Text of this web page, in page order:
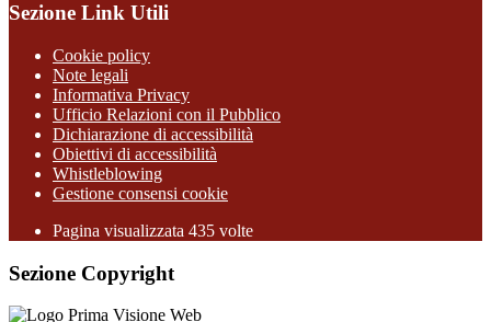
Sezione Link Utili
Cookie policy
Note legali
Informativa Privacy
Ufficio Relazioni con il Pubblico
Dichiarazione di accessibilità
Obiettivi di accessibilità
Whistleblowing
Gestione consensi cookie
Pagina visualizzata 435 volte
Sezione Copyright